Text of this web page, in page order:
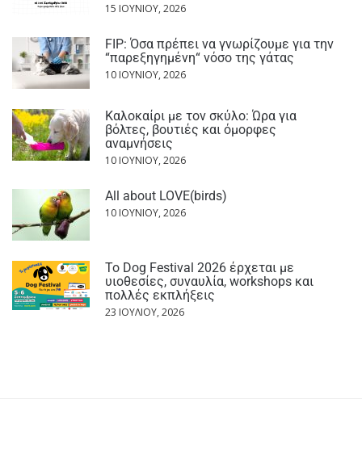
15 ΙΟΥΝΊΟΥ, 2026
FIP: Όσα πρέπει να γνωρίζουμε για την
“παρεξηγημένη“ νόσο της γάτας
10 ΙΟΥΝΊΟΥ, 2026
Καλοκαίρι με τον σκύλο: Ώρα για
βόλτες, βουτιές και όμορφες
αναμνήσεις
10 ΙΟΥΝΊΟΥ, 2026
All about LOVE(birds)
10 ΙΟΥΝΊΟΥ, 2026
Το Dog Festival 2026 έρχεται με
υιοθεσίες, συναυλία, workshops και
πολλές εκπλήξεις
23 ΙΟΥΛΊΟΥ, 2026